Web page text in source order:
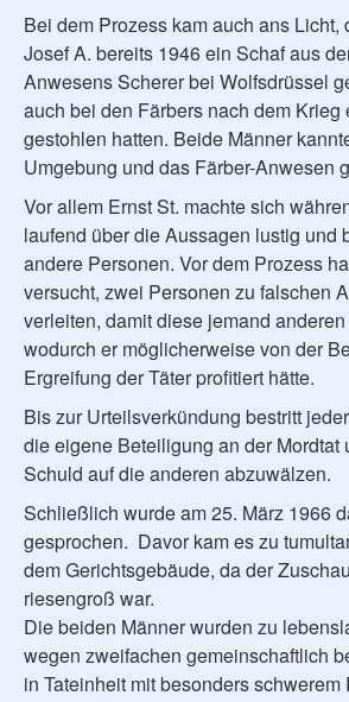
Bei dem Prozess kam auch ans Licht,
Josef A. bereits 1946 ein Schaf aus
Anwesens Scherer bei Wolfsdrüssel
auch bei den Färbers nach dem Krieg
gestohlen hatten. Beide Männer
Umgebung und das Färber-Anwesen
Vor allem Ernst St. machte sich
laufend über die Aussagen lustig und
andere Personen. Vor dem Prozess
versucht, zwei Personen zu falschen
verleiten, damit diese jemand
wodurch er möglicherweise von der
Ergreifung der Täter profitiert hätte.
Bis zur Urteilsverkündung bestritt
die eigene Beteiligung an der Mordtat
Schuld auf die anderen abzuwälzen.
Schließlich wurde am 25. März 1966
gesprochen. Davor kam es zu
dem Gerichtsgebäude, da der
riesengroß war.
Die beiden Männer wurden zu
wegen zweifachen gemeinschaftlich
in Tateinheit mit besonders